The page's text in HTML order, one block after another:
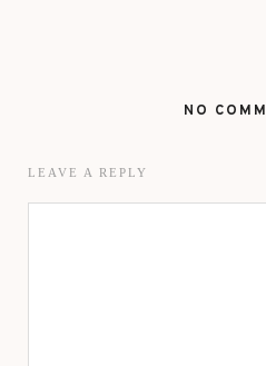
NO
LEAVE A REPLY